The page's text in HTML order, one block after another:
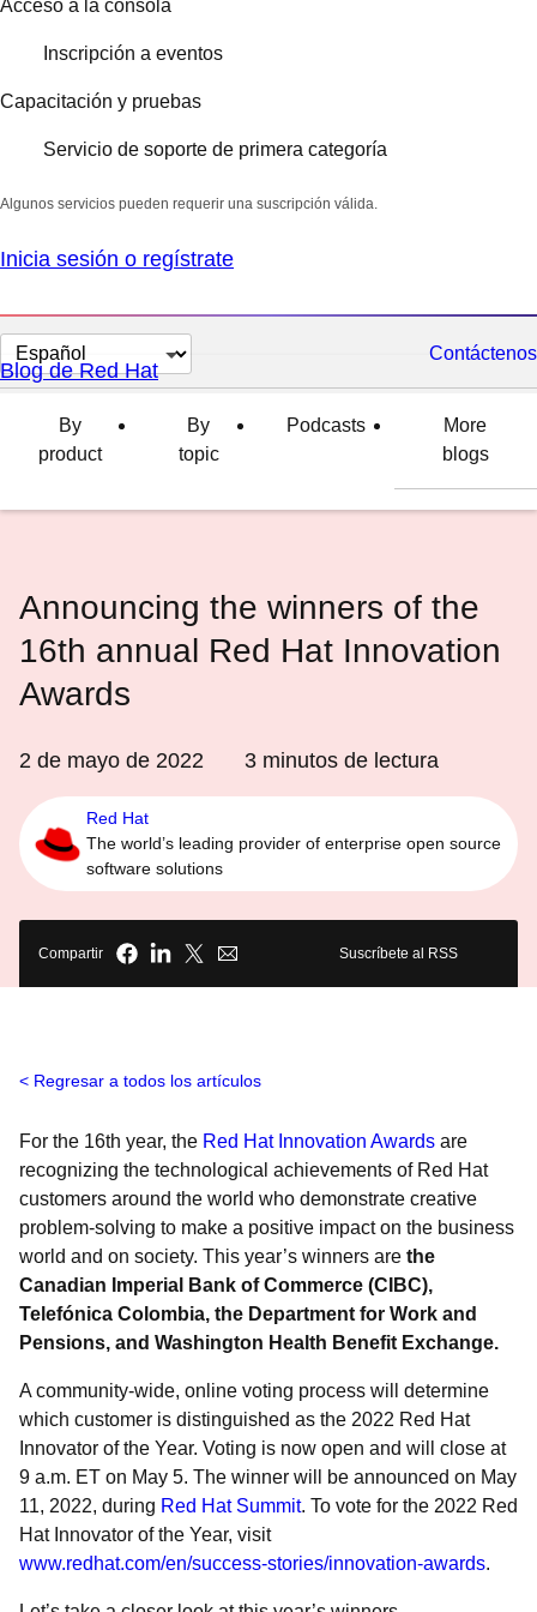
Acceso a la consola
Inscripción a eventos
Capacitación y pruebas
Servicio de soporte de primera categoría
Algunos servicios pueden requerir una suscripción válida.
Inicia sesión o regístrate
Cambiar
el
idioma
Contáctenos
Blog de Red Hat
By
product
By
topic
Podcasts
More
blogs
Announcing the winners of the
16th annual Red Hat Innovation
Awards
2 de mayo de 2022 3 minutos de lectura
Red Hat
The world’s leading provider of enterprise open source
software solutions
Compartir Suscríbete al RSS
Regresar a todos los artículos
For the 16th year, the Red Hat Innovation Awards are
recognizing the technological achievements of Red Hat
customers around the world who demonstrate creative
problem-solving to make a positive impact on the business
world and on society. This year’s winners are the
Canadian Imperial Bank of Commerce (CIBC),
Telefónica Colombia, the Department for Work and
Pensions, and Washington Health Benefit Exchange.
A community-wide, online voting process will determine
which customer is distinguished as the 2022 Red Hat
Innovator of the Year. Voting is now open and will close at
9 a.m. ET on May 5. The winner will be announced on May
11, 2022, during Red Hat Summit. To vote for the 2022 Red
Hat Innovator of the Year, visit
www.redhat.com/en/success-stories/innovation-awards.